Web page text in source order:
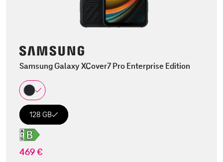
Samsung Galaxy XCover7 Pro Enterprise Edition
128 GB
469 €